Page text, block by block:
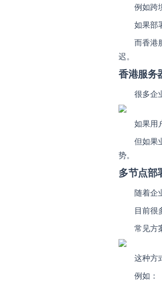
例如跨
如果部
而香港
迟。
香港服务
很多企
如果用
但如果
势。
多节点部
随着企
目前很
常见方
这种方
例如：